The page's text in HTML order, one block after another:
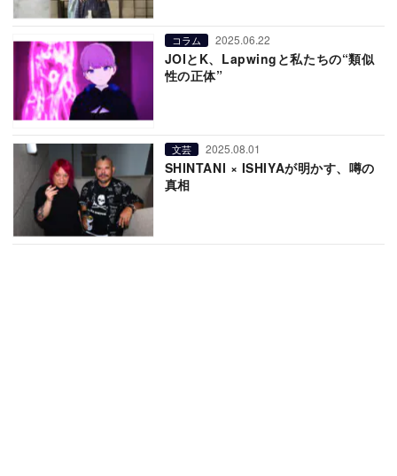
コラム 2025.06.22
JOIとK、Lapwingと私たちの“類似
性の正体”
文芸 2025.08.01
SHINTANI × ISHIYAが明かす、噂の
真相